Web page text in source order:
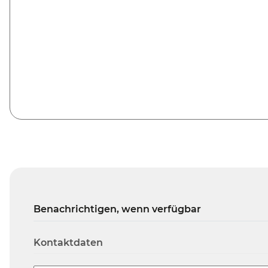
Benachrichtigen, wenn verfügbar
Kontaktdaten